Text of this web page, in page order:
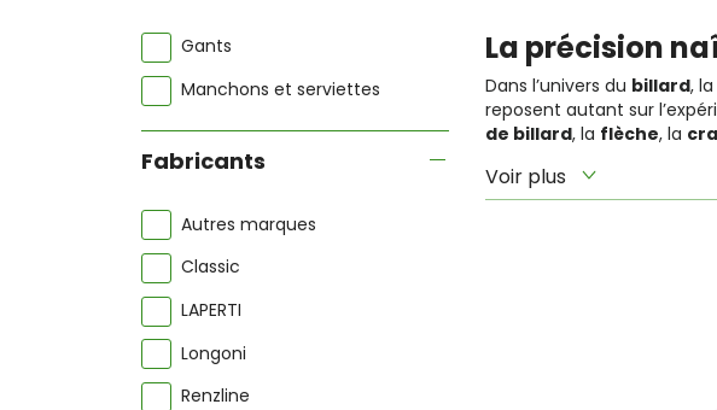
Gants
Manchons et serviettes
Fabricants
Autres marques
Classic
LAPERTI
Longoni
Renzline
La précision
Dans l’univers du billard,
reposent autant sur
de billard, la flèche, la
Voir plus